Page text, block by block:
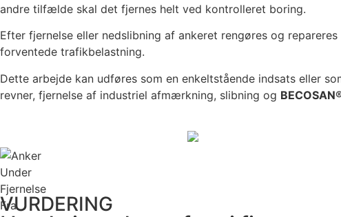
andre tilfælde skal det fjernes helt ved kontrolleret boring.
Efter fjernelse eller nedslibning af ankeret rengøres og repareres
forventede trafikbelastning.
Dette arbejde kan udføres som en enkeltstående indsats eller
revner, fjernelse af industriel afmærkning, slibning og
VURDERING